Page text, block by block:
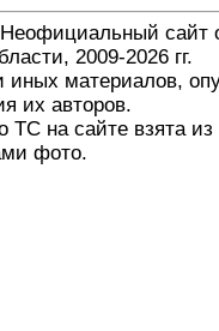
сайт
2009-2026 гг.
материалов,
их авторов.
на сайте взята из
фото.